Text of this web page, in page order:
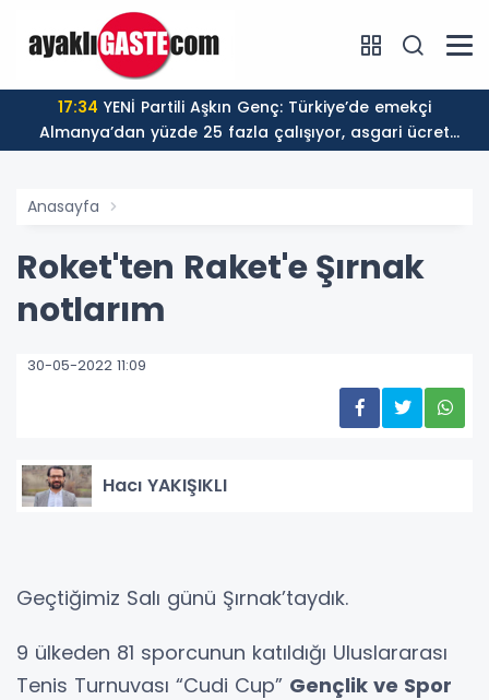
17:34
Almanya’dan yüzde 25 fazla çalışıyor, asgari ücret
ayın 18 gününe yetiyor
Anasayfa
Roket'ten Raket'e Şırnak
notlarım
30-05-2022 11:09
Hacı YAKIŞIKLI
Geçtiğimiz Salı günü Şırnak’taydık.
9 ülkeden 81 sporcunun katıldığı Uluslararası
Tenis Turnuvası “Cudi Cup” Gençlik ve Spor